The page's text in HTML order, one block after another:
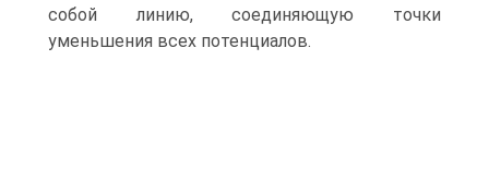
собой линию, соединяющую точки
уменьшения всех потенциалов.